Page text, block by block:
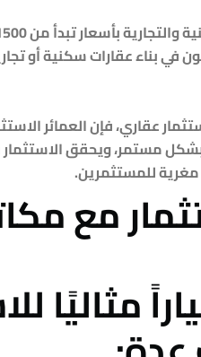
في بناء عقارات سكنية أو
عقاري، فإن العمائر
مستمر، ويحقق
مع
مثاليًا